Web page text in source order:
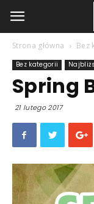
Strona główna Bez
Bez kategorii
Spring
21 lutego 2017